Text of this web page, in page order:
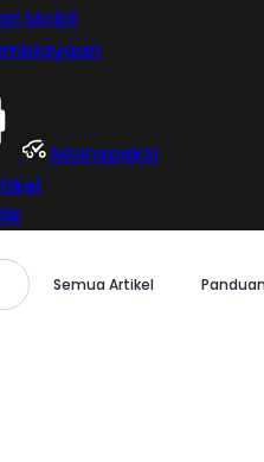
Mobil
MoInspeksi
Semua Artikel